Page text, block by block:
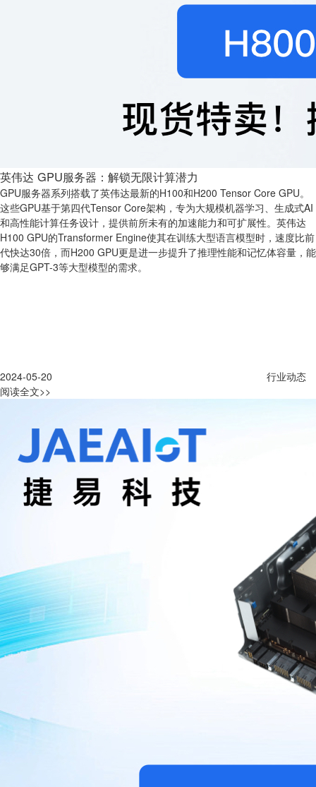
英伟达 GPU服务器：解锁无限计算潜力
GPU服务器系列搭载了英伟达最新的H100和H200 Tensor Core GPU。
这些GPU基于第四代Tensor Core架构，专为大规模机器学习、生成式AI
和高性能计算任务设计，提供前所未有的加速能力和可扩展性。英伟达
H100 GPU的Transformer Engine使其在训练大型语言模型时，速度比前
代快达30倍，而H200 GPU更是进一步提升了推理性能和记忆体容量，能
够满足GPT-3等大型模型的需求。
2024-05-20
行业动态
阅读全文>>